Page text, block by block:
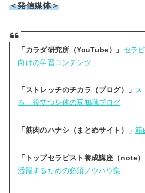
＜発信媒体＞
「カラダ研究所（YouTube）」 セラ
向けの学習コンテンツ
「ストレッチのチカラ（ブログ）」 ス
る、役立つ身体の豆知識ブログ
「筋肉のハナシ（まとめサイト）」筋
「トップセラピスト養成講座（note）
活躍するための必須ノウハウ集